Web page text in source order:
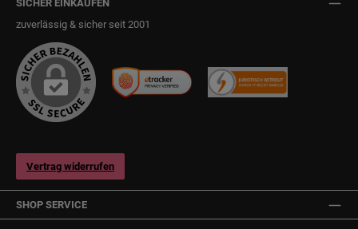
SICHER EINKAUFEN
zuverlässig & sicher seit 2001
Vertrag widerrufen
SHOP SERVICE